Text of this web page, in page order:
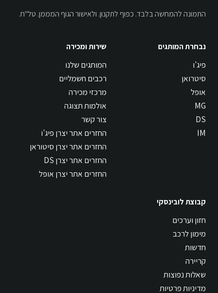
התמונה להמחשה בלבד. כפוף לתקנון. ולאישור הגוף המממן. טל"ח.
נבחרת המותגים
פיג'ו
סיטרואן
אופל
MG
DS
IM
שירות ומכירה
המותגים שלנו
רכבים חשמליים
מרכזי מכירה
אולמות תצוגה
צור קשר
החזרים אתר יצרן פיג'ו
החזרים אתר יצרן סיטוראן
החזרים אתר יצרן DS
החזרים אתר יצרן אופל
קבוצת לובינסקי
חזון וערכים
מימון לרכב
חדשות
קריירה
שאלות נפוצות
מדיניות פרטיות